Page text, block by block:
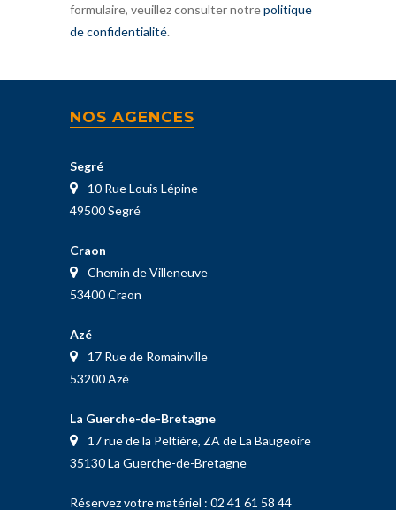
formulaire, veuillez consulter notrepolitique
de confidentialité.
NOS AGENCES
Segré
10 Rue Louis Lépine
49500 Segré
Craon
Chemin de Villeneuve
53400 Craon
Azé
17 Rue de Romainville
53200 Azé
La Guerche-de-Bretagne
17 rue de la Peltière, ZA de La Baugeoire
35130 La Guerche-de-Bretagne
Réservez votre matériel : 02 41 61 58 44